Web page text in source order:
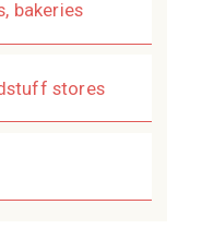
bakeries
stores